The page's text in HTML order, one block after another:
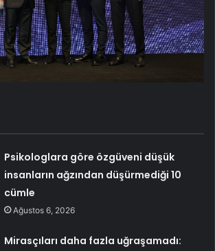
Psikologlara göre özgüveni düşük
insanların ağzından düşürmediği 10
cümle
Ağustos 6, 2026
Mirasçıları daha fazla uğraşamadı: